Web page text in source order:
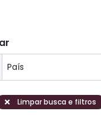
Limpar busca e filtros